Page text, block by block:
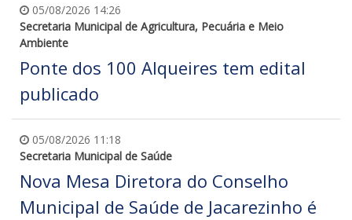
05/08/2026 14:26
Secretaria Municipal de Agricultura, Pecuária e Meio
Ambiente
Ponte dos 100 Alqueires tem edital
publicado
05/08/2026 11:18
Secretaria Municipal de Saúde
Nova Mesa Diretora do Conselho
Municipal de Saúde de Jacarezinho é